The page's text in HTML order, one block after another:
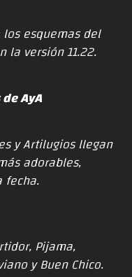
esquemas del
la versión 11.22.
AyA
y Artilugios llegan
adorables,
fecha.
Pijama,
y Buen Chico.